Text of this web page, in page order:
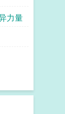
力量